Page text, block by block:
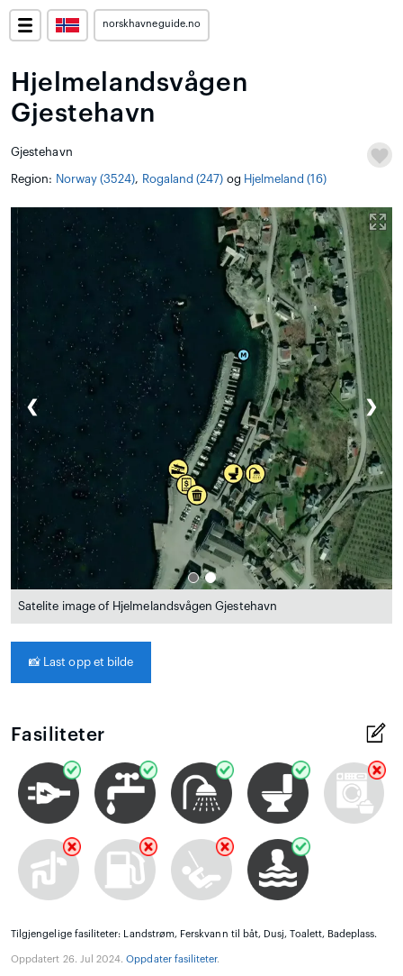
norskhavneguide.no
Hjelmelandsvågen
Gjestehavn
Gjestehavn
Region: Norway (3524), Rogaland (247) og Hjelmeland (16)
❮ ❯
Satelite image of Hjelmelandsvågen Gjestehavn
📸 Last opp et bilde
Fasiliteter
Tilgjengelige fasiliteter: Landstrøm, Ferskvann til båt, Dusj, Toalett, Badeplass.
Oppdatert 26. Jul 2024.Oppdater fasiliteter.